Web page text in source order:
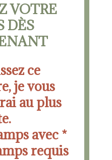
VOTRE
DÈS
ce
je vous
au plus
avec *
requis